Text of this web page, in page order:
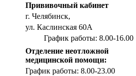
Прививочный кабинет
г. Челябинск,
ул. Каслинская 60А
График работы: 8.00-16.00
Отделение неотложной
медицинской помощи:
График работы: 8.00-23.00